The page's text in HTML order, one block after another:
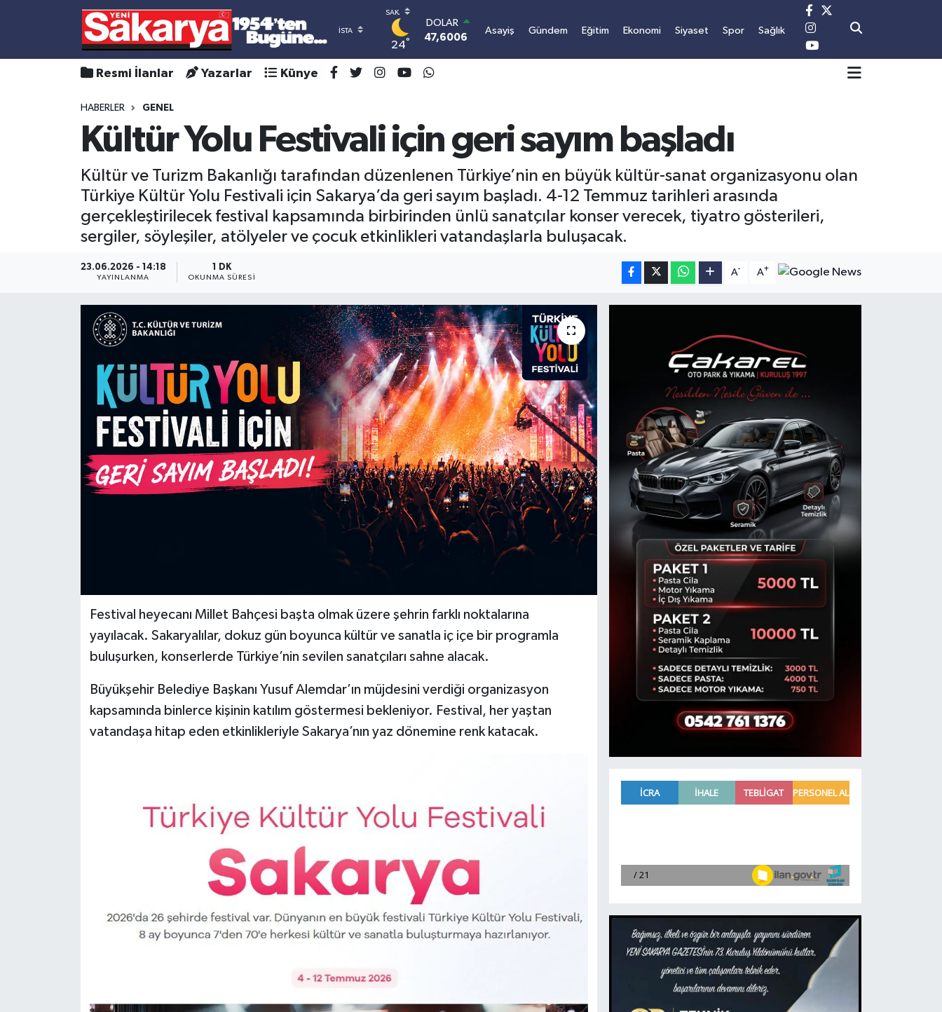
24°
DOLAR
47,6006
55,0250
6500.87
BİST100
13.799 70
BITCOIN
0.16
Asayiş Gündem Eğitim Ekonomi Siyaset Spor Sağlık
Resmi İlanlar Yazarlar Künye
HABERLER GENEL
Kültür Yolu Festivali için geri sayım başladı
Kültür ve Turizm Bakanlığı tarafından düzenlenen Türkiye’nin en büyük kültür-sanat organizasyonu olan
Türkiye Kültür Yolu Festivali için Sakarya’da geri sayım başladı. 4-12 Temmuz tarihleri arasında
gerçekleştirilecek festival kapsamında birbirinden ünlü sanatçılar konser verecek, tiyatro gösterileri,
sergiler, söyleşiler, atölyeler ve çocuk etkinlikleri vatandaşlarla buluşacak.
23.06.2026 - 14:18
YAYINLANMA
1 DK
OKUNMA SÜRESI
A- A+
Festival heyecanı Millet Bahçesi başta olmak üzere şehrin farklı noktalarına
yayılacak. Sakaryalılar, dokuz gün boyunca kültür ve sanatla iç içe bir programla
buluşurken, konserlerde Türkiye’nin sevilen sanatçıları sahne alacak.
Büyükşehir Belediye Başkanı Yusuf Alemdar’ın müjdesini verdiği organizasyon
kapsamında binlerce kişinin katılım göstermesi bekleniyor. Festival, her yaştan
vatandaşa hitap eden etkinlikleriyle Sakarya’nın yaz dönemine renk katacak.